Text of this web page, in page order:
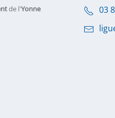
de l'Yonne
03